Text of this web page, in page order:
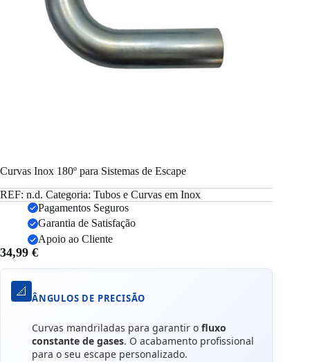
Curvas Inox 180º para Sistemas de Escape
REF: n.d. Categoria: Tubos e Curvas em Inox
Pagamentos Seguros
Garantia de Satisfação
Apoio ao Cliente
34,99 €
📐 ÂNGULOS DE PRECISÃO
Curvas mandriladas para garantir o fluxo
constante de gases. O acabamento profissional
para o seu escape personalizado.